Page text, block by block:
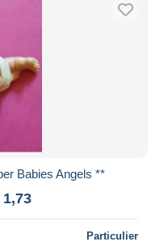
Babies Angels **
Particulier